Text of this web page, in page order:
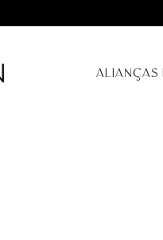
ALIANÇAS